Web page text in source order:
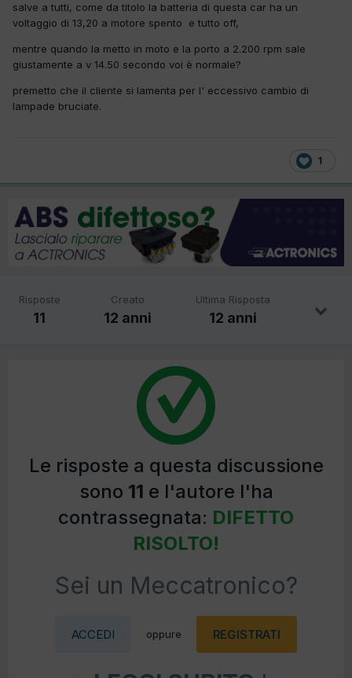
salve a tutti, come da titolo la batteria di questa car ha un
voltaggio di 13,20 a motore spento e tutto off,
mentre quando la metto in moto e la porto a 2.200 rpm sale
giustamente a v 14.50 secondo voi è normale?
premetto che il cliente si lamenta per l' eccessivo cambio di
lampade bruciate.
1
Risposte
11
Creato
12 anni
Ultima Risposta
12 anni
Le risposte a questa discussione
sono 11 e l'autore l'ha
contrassegnata: DIFETTO
RISOLTO!
Sei un Meccatronico?
ACCEDI oppure REGISTRATI